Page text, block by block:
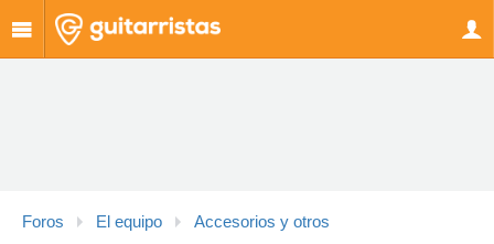
Foros El equipo Accesorios y otros